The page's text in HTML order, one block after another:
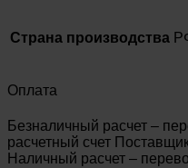
Страна производства
Оплата
Безналичный расчет –
расчетный счет
Наличный расчет –